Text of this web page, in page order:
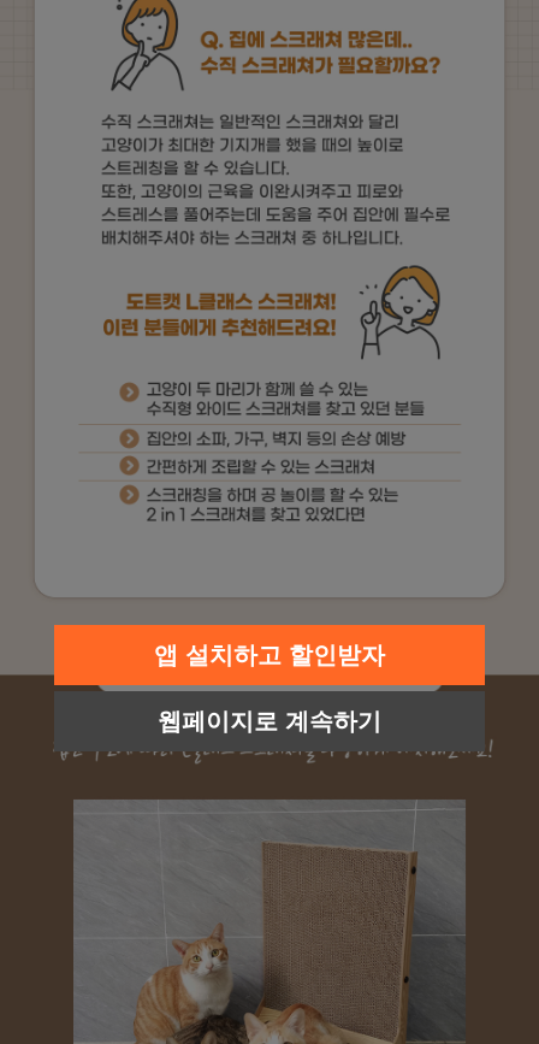
앱 설치하고 할인받자
웹페이지로 계속하기